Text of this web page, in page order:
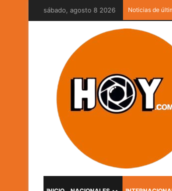
sábado, agosto 8 2026 Noticias de